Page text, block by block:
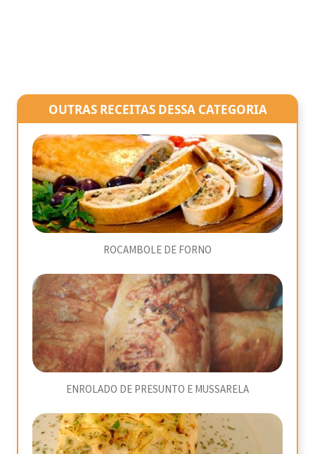
OUTRAS RECEITAS DESSA CATEGORIA
ROCAMBOLE DE FORNO
ENROLADO DE PRESUNTO E MUSSARELA